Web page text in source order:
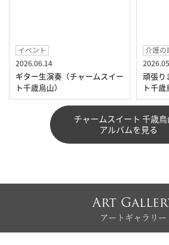
イベント
2026.06.14
ギター生演奏（チャームスイー
ト千歳烏山）
介護の
頑張り
ト千歳
チャームスイート 千歳
アルバムを見る
Art
アートギャラリー